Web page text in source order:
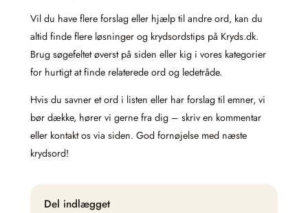
Vil du have flere forslag eller hjælp til andre ord, kan du
altid finde flere løsninger og krydsordstips på Kryds.dk.
Brug søgefeltet øverst på siden eller kig i vores kategorier
for hurtigt at finde relaterede ord og ledetråde.
Hvis du savner et ord i listen eller har forslag til emner, vi
bør dække, hører vi gerne fra dig – skriv en kommentar
eller kontakt os via siden. God fornøjelse med næste
krydsord!
Del indlægget